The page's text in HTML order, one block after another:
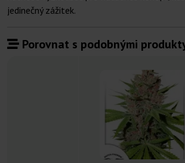
jedinečný zážitek.
Porovnat s podobnými